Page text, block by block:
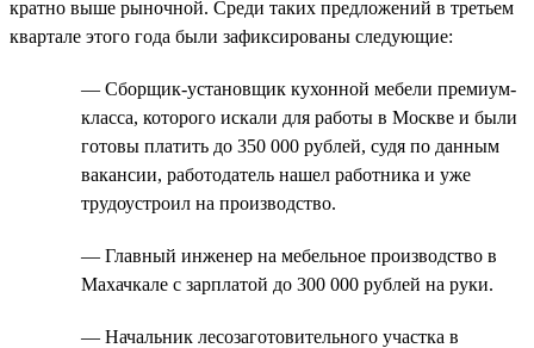
кратно выше рыночной. Среди таких предложений в третьем
квартале этого года были зафиксированы следующие:
— Сборщик-установщик кухонной мебели премиум-
класса, которого искали для работы в Москве и были
готовы платить до 350 000 рублей, судя по данным
вакансии, работодатель нашел работника и уже
трудоустроил на производство.
— Главный инженер на мебельное производство в
Махачкале с зарплатой до 300 000 рублей на руки.
— Начальник лесозаготовительного участка в